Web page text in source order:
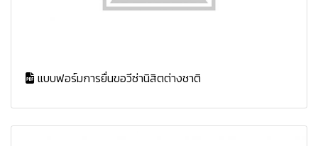
แบบฟอร์มการยื่นขอวีซ่านิสิตต่างชาติ